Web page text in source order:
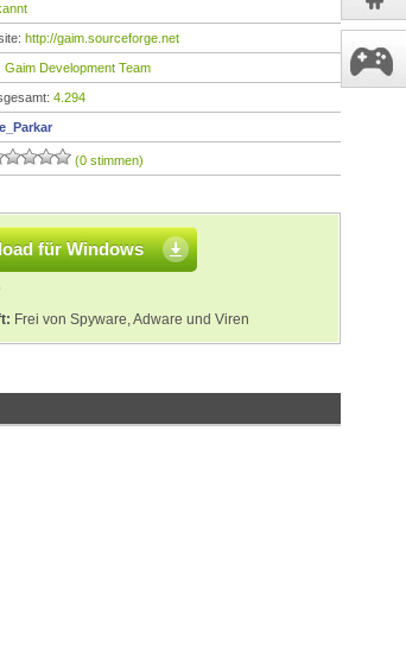
http://gaim.sourceforge.net
Gaim Development Team
4.294
(0 stimmen)
für Windows
Frei von Spyware, Adware und Viren